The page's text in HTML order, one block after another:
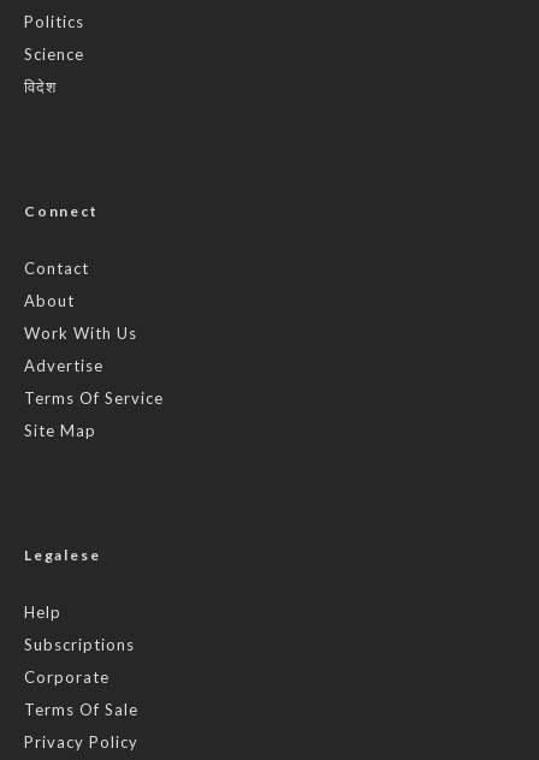
Politics
Science
विदेश
Connect
Contact
About
Work With Us
Advertise
Terms Of Service
Site Map
Legalese
Help
Subscriptions
Corporate
Terms Of Sale
Privacy Policy